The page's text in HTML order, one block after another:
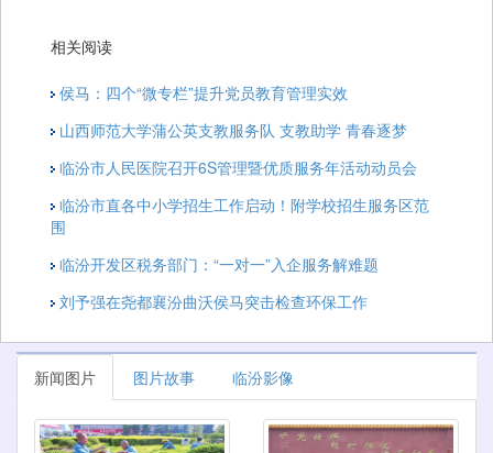
相关阅读
侯马：四个“微专栏”提升党员教育管理实效
山西师范大学蒲公英支教服务队 支教助学 青春逐梦
临汾市人民医院召开6S管理暨优质服务年活动动员会
临汾市直各中小学招生工作启动！附学校招生服务区范
围
临汾开发区税务部门：“一对一”入企服务解难题
刘予强在尧都襄汾曲沃侯马突击检查环保工作
新闻图片 图片故事 临汾影像